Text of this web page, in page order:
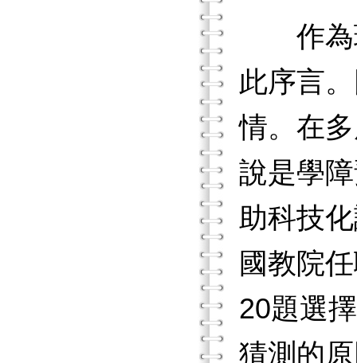
作為現
此序言
情。在
說是學
助科技
國教院
20題選
猜測的